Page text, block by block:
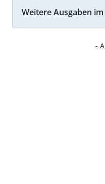
Weitere Ausgaben
-